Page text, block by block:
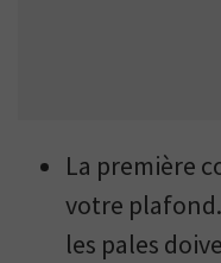
La première
votre
les pales